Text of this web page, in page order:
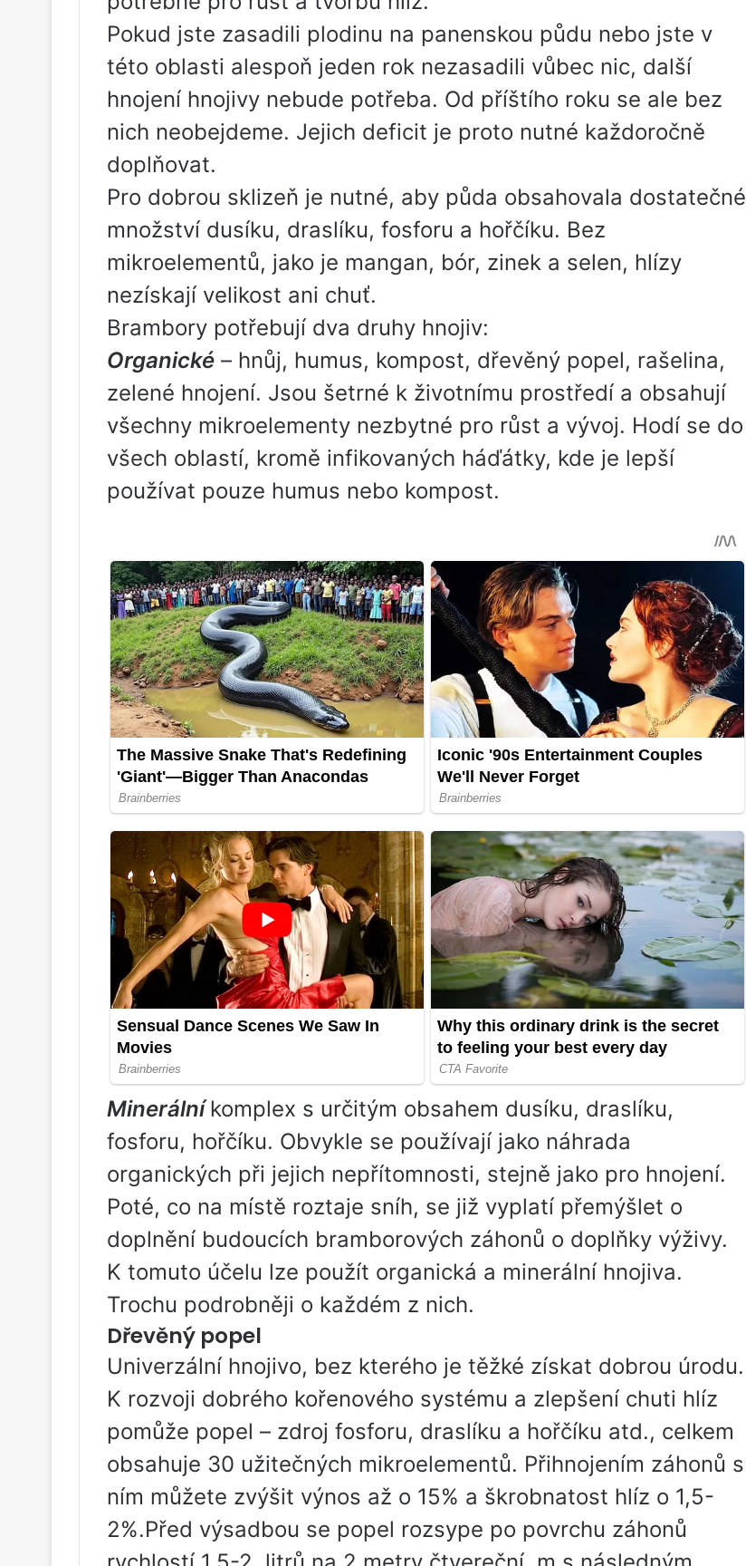
Pokud jste zasadili plodinu na panenskou půdu nebo jste v
této oblasti alespoň jeden rok nezasadili vůbec nic, další
hnojení hnojivy nebude potřeba. Od příštího roku se ale bez
nich neobejdeme. Jejich deficit je proto nutné každoročně
doplňovat.
Pro dobrou sklizeň je nutné, aby půda obsahovala dostatečné
množství dusíku, draslíku, fosforu a hořčíku. Bez
mikroelementů, jako je mangan, bór, zinek a selen, hlízy
nezískají velikost ani chuť.
Brambory potřebují dva druhy hnojiv:
Organické – hnůj, humus, kompost, dřevěný popel, rašelina,
zelené hnojení. Jsou šetrné k životnímu prostředí a obsahují
všechny mikroelementy nezbytné pro růst a vývoj. Hodí se do
všech oblastí, kromě infikovaných háďátky, kde je lepší
používat pouze humus nebo kompost.
Minerální komplex s určitým obsahem dusíku, draslíku,
fosforu, hořčíku. Obvykle se používají jako náhrada
organických při jejich nepřítomnosti, stejně jako pro hnojení.
Poté, co na místě roztaje sníh, se již vyplatí přemýšlet o
doplnění budoucích bramborových záhonů o doplňky výživy.
K tomuto účelu lze použít organická a minerální hnojiva.
Trochu podrobněji o každém z nich.
Dřevěný popel
Univerzální hnojivo, bez kterého je těžké získat dobrou úrodu.
K rozvoji dobrého kořenového systému a zlepšení chuti hlíz
pomůže popel – zdroj fosforu, draslíku a hořčíku atd., celkem
obsahuje 30 užitečných mikroelementů. Přihnojením záhonů s
ním můžete zvýšit výnos až o 15% a škrobnatost hlíz o 1,5-
2%.Před výsadbou se popel rozsype po povrchu záhonů